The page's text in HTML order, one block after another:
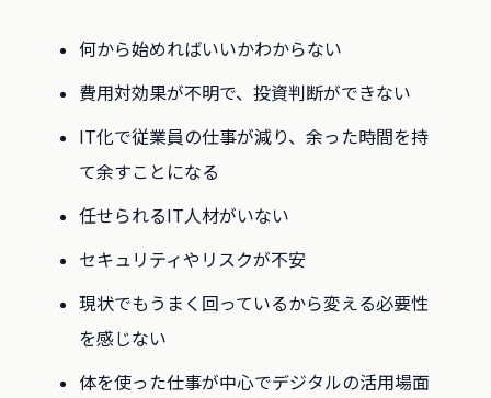
何から始めればいいかわからない
費用対効果が不明で、投資判断ができない
IT化で従業員の仕事が減り、余った時間を持
て余すことになる
任せられるIT人材がいない
セキュリティやリスクが不安
現状でもうまく回っているから変える必要性
を感じない
体を使った仕事が中心でデジタルの活用場面